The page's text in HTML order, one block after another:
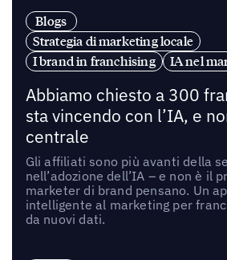
Blogs
Strategia di marketing locale
I brand in franchising
IA nel
Abbiamo chiesto a 300
sta vincendo con l’IA, e
centrale
Gli affiliati sono più avanti della
nell’adozione dell’IA – e non è il
marketer di brand pensano. Un
intelligente al marketing per
da nuovi dati.